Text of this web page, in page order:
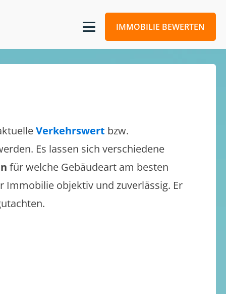
IMMOBILIE BEWERTEN
Verkehrswert bzw.
Es lassen sich verschiedene
für welche Gebäudeart am besten
Immobilie objektiv und zuverlässig. Er